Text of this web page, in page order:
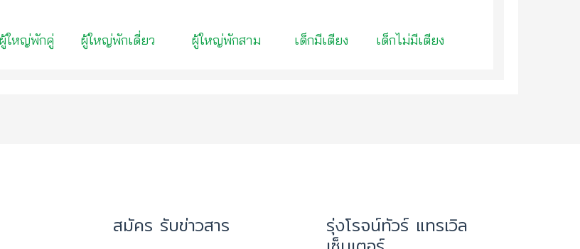
ผู้ใหญ่พักคู่ ผู้ใหญ่พักเดี่ยว ผู้ใหญ่พักสาม เด็กมีเตียง เด็กไม่มีเตียง
สมัคร รับข่าวสาร รุ่งโรจน์ทัวร์ แทรเวิล